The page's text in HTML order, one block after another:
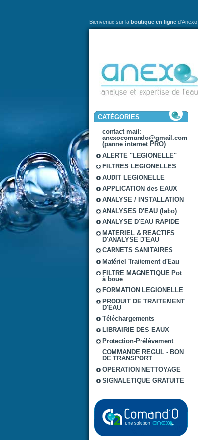
Bienvenue sur la boutique en ligne d'Anexo,
CATÉGORIES
contact mail:
anexocomando@gmail.com
(panne internet PRO)
ALERTE "LEGIONELLE"
FILTRES LEGIONELLES
AUDIT LEGIONELLE
APPLICATION des EAUX
ANALYSE / INSTALLATION
ANALYSES D'EAU (labo)
ANALYSE D'EAU RAPIDE
MATERIEL & REACTIFS
D'ANALYSE D'EAU
CARNETS SANITAIRES
Matériel Traitement d'Eau
FILTRE MAGNETIQUE Pot
à boue
FORMATION LEGIONELLE
PRODUIT DE TRAITEMENT
D'EAU
Téléchargements
LIBRAIRIE DES EAUX
Protection-Prélèvement
COMMANDE REGUL - BON
DE TRANSPORT
OPERATION NETTOYAGE
SIGNALETIQUE GRATUITE